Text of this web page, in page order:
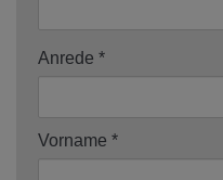
Anrede
Vorname